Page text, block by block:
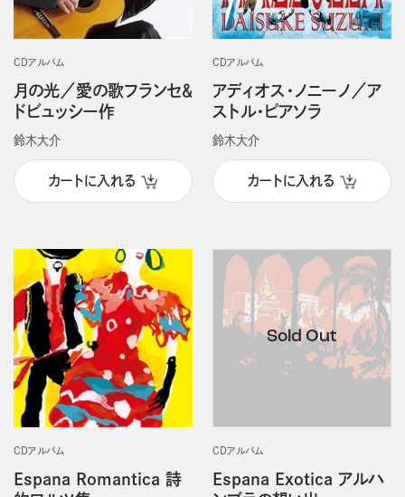
CDアルバム
月の光／愛の歌フランセ＆
ドビュッシー作
鈴木大介
カートに入れる
CDアルバム
アディオス・ノニーノ／ア
ストル・ピアソラ
鈴木大介
カートに入れる
CDアルバム
Espana Romantica 詩
CDアルバム
Espana Exotica アルハ